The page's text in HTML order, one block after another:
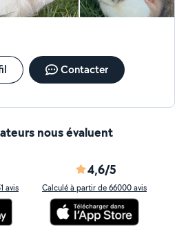
Contacter
nous évaluent
avis
4,6/5
Calculé à partir de 66000 avis